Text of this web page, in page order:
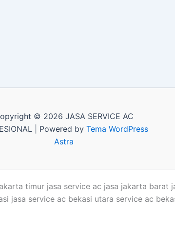
© 2026 JASA SERVICE AC
| Powered byTema WordPress
Astra
timur jasa service ac jasa jakarta barat
jasa service ac bekasi utara service ac